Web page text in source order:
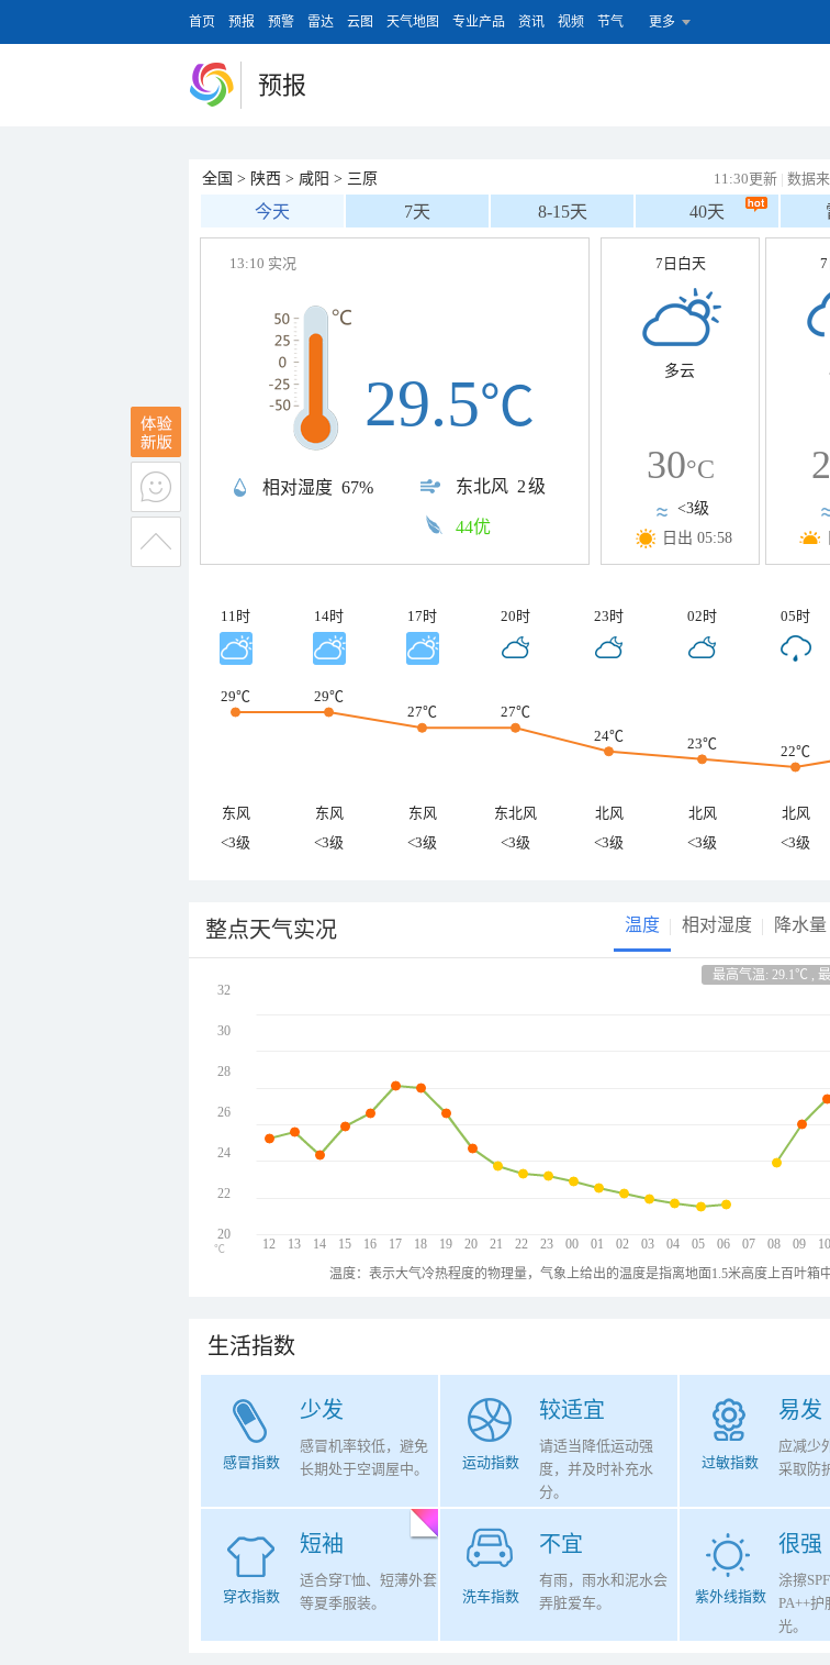
首页 预报 预警 雷达 云图 天气地图 专业产品 资讯 视频 节气 更多
预报
全国 > 陕西 > 咸阳 > 三原 11:30更新 | 数据
今天 7天 8-15天 40天
13:10 实况
相对湿度 67% 东北风 2级
29.5℃
44优
7日白天
多云
30°C
<3级
日出 05:58
11时 14时 17时 20时 23时 02时 05时
29℃
29℃
27℃
27℃
24℃
23℃ 22℃
东风 东风 东风 东北风 北风 北风 北风
<3级
<3级 <3级 <3级 <3级 <3级 <3级
整点天气实况 温度 相对湿度 降水量
最高气温: 29.1℃ ,
12 13 14 15 16 17 18 19 20 21 22 23 00 01 02 03 04 05 06 07 08 09 10
32
30
28
26
24
22
20
℃
温度：表示大气冷热程度的物理量，气象上给出的温度是指离地面1.5米高度上百叶箱
生活指数
少发
感冒指数
感冒机率较低，避免
长期处于空调屋中。
较适宜
运动指数
请适当降低运动强
度，并及时补充水
分。
易发
过敏指数
应减少
采取防
短袖
穿衣指数
适合穿T恤、短薄外套
等夏季服装。
不宜
洗车指数
有雨，雨水和泥水会
弄脏爱车。
很强
紫外线指数
涂擦
PA++护
光。